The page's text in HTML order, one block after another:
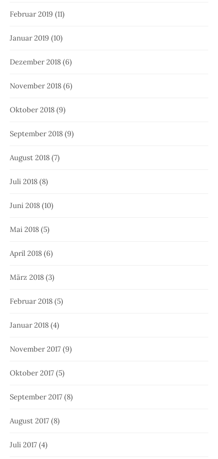
Februar 2019 (11)
Januar 2019 (10)
Dezember 2018 (6)
November 2018 (6)
Oktober 2018 (9)
September 2018 (9)
August 2018 (7)
Juli 2018 (8)
Juni 2018 (10)
Mai 2018 (5)
April 2018 (6)
März 2018 (3)
Februar 2018 (5)
Januar 2018 (4)
November 2017 (9)
Oktober 2017 (5)
September 2017 (8)
August 2017 (8)
Juli 2017 (4)